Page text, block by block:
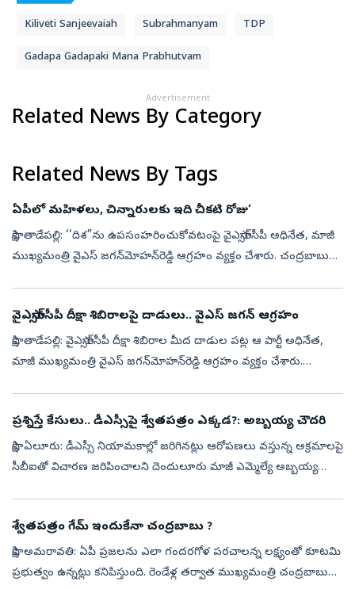
Kiliveti Sanjeevaiah Subrahmanyam TDP
Gadapa Gadapaki Mana Prabhutvam
Advertisement
Related News By Category
Related News By Tags
ఏపీలో మహిళలు, చిన్నారులకు ఇది చీకటి రోజు’
సాక్షి, తాడేపల్లి: ‘‘దిశ”ను ఉపసంహరించుకోవటంపై వైఎస్సార్‌సీపీ అధినేత, మాజీ
ముఖ్యమంత్రి వైఎస్ జగన్‌మోహన్‌రెడ్డి ఆగ్రహం వ్యక్తం చేశారు. చంద్రబాబు
వైఎస్సార్‌సీపీ దీక్షా శిబిరాలపై దాడులు.. వైఎస్ జగన్ ఆగ్రహం
సాక్షి, తాడేపల్లి: వైఎస్సార్‌సీపీ దీక్షా శిబిరాల మీద దాడుల పట్ల ఆ పార్టీ అధినేత,
మాజీ ముఖ్యమంత్రి వైఎస్ జగన్‌మోహన్‌రెడ్డి ఆగ్రహం వ్యక్తం చేశారు.
ప్రశ్నిస్తే కేసులు.. డీఎస్సీపై శ్వేతపత్రం ఎక్కడ?: అబ్బయ్య చౌదరి
సాక్షి, ఏలూరు: డీఎస్సీ నియామకాల్లో జరిగినట్లు ఆరోపణలు వస్తున్న అక్రమాలపై
సీబీఐతో విచారణ జరిపించాలని దెందులూరు మాజీ ఎమ్మెల్యే అబ్బయ్య
శ్వేతపత్రం గేమ్‌ ఇందుకేనా చంద్రబాబు ?
సాక్షి, అమరావతి: ఏపీ ప్రజలను ఎలా గందరగోళ పరచాలన్న లక్ష్యంతో కూటమి
ప్రభుత్వం ఉన్నట్లు కనిపిస్తుంది. రెండేళ్ల తర్వాత ముఖ్యమంత్రి చంద్రబాబు